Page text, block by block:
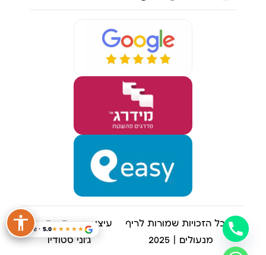
© כל הזכויות שמורות לריף
מנעולים | 2025
עיצוב ובניית אתרים |
ג'וני סטודיו
★★★★★
Google · 5.0